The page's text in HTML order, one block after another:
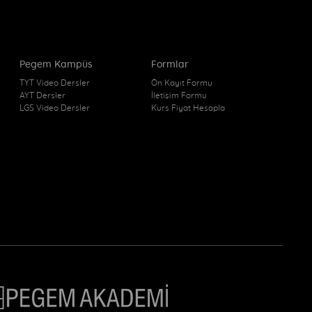
Pegem Kampüs
TYT Video Dersler
AYT Dersler
LGS Video Dersler
Formlar
Ön Kayıt Formu
İletişim Formu
Kurs Fiyat Hesapla